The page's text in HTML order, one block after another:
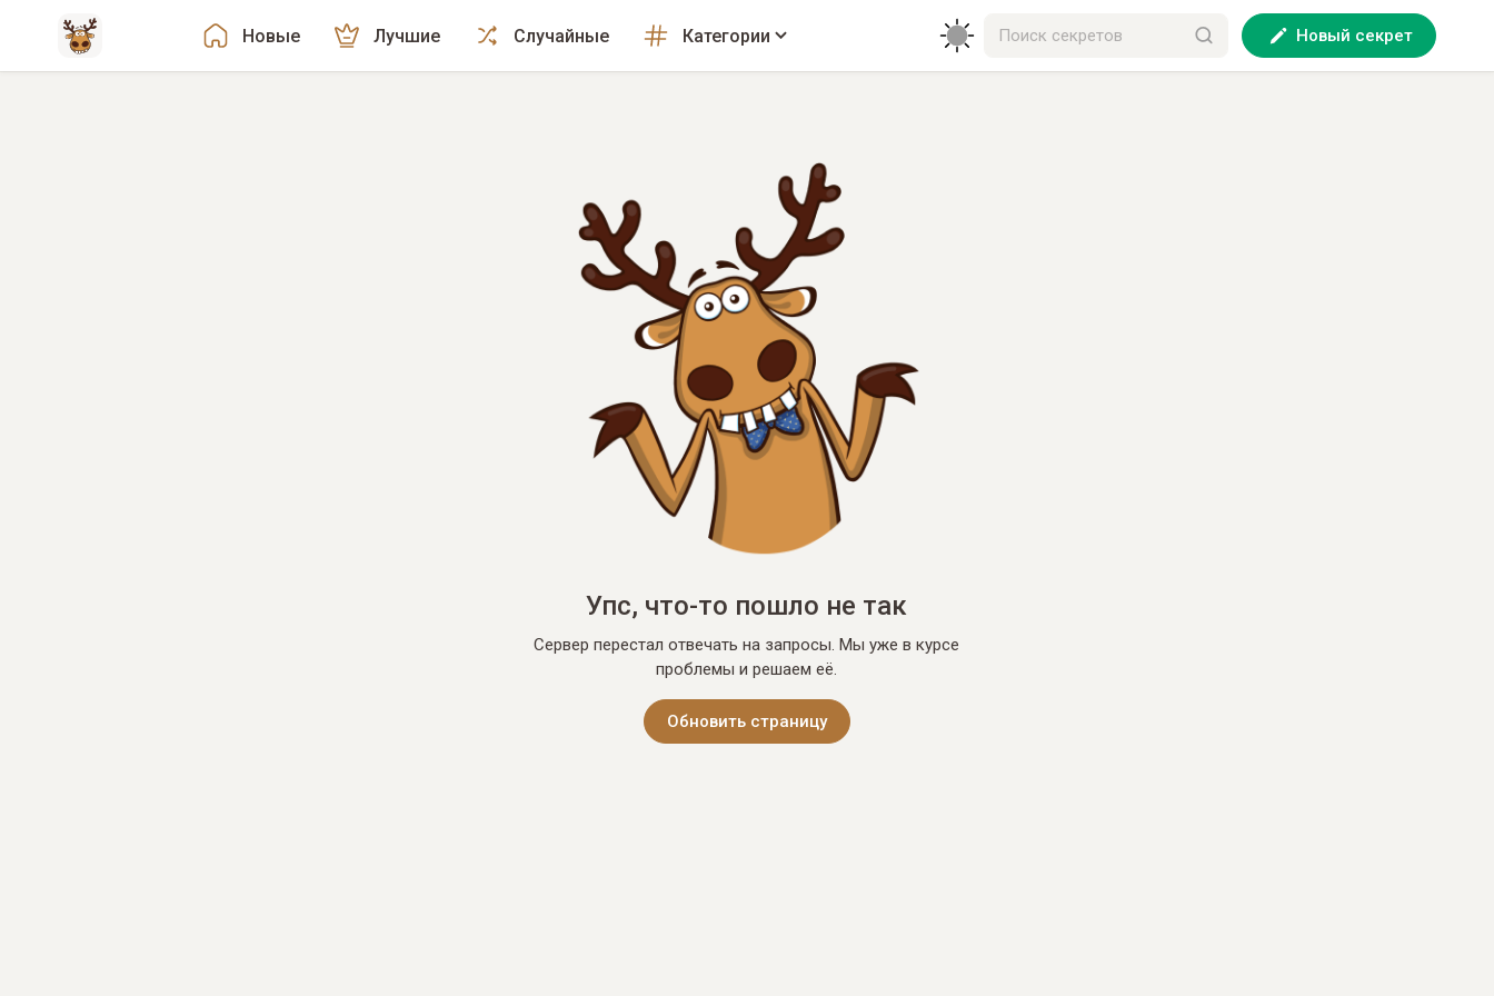
Новые Лучшие Случайные Категории Новый секрет
Упс, что-то пошло не так
Сервер перестал отвечать на запросы. Мы уже в курсе
проблемы и решаем её.
Обновить страницу